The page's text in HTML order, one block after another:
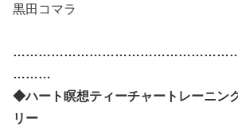
黒田コマラ
………
◆ハート瞑想ティーチャートレーニン
リー